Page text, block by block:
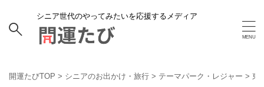
シニア世代のやってみたいを応援するメディア
開運たびTOP > シニアのお出かけ・旅行 > テーマパーク・レジャー > 東